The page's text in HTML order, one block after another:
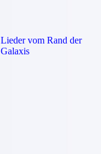
Lieder vom Rand der
Galaxis